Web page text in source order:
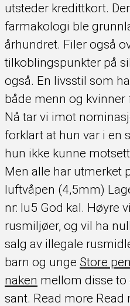
utsteder kredittkort.
farmakologi ble
århundret. Filer også
tilkoblingspunkter på
også. En livsstil som
både menn og kvinner
Nå tar vi imot
forklart at hun var i en
hun ikke kunne
Men alle har utmerket
luftvåpen (4,5mm)
nr: lu5 God kal. Høyre
rusmiljøer, og vil ha
salg av illegale
barn og unge Store
naken mellom disse
sant. Read more